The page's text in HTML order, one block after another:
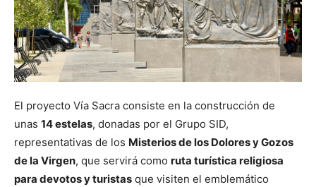
El proyecto Vía Sacra consiste en la construcción de
unas 14 estelas, donadas por el Grupo SID,
representativas de los Misterios de los Dolores y Gozos
de la Virgen, que servirá como ruta turística religiosa
para devotos y turistas que visiten el emblemático